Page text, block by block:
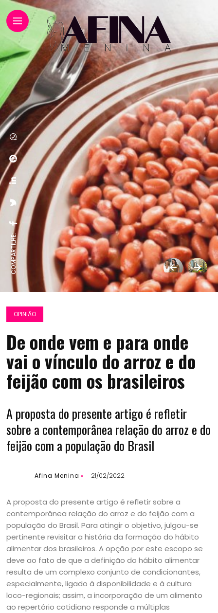
COMPARTILHE:
OPINIÃO
De onde vem e para onde
vai o vínculo do arroz e do
feijão com os brasileiros
A proposta do presente artigo é refletir
sobre a contemporânea relação do arroz e do
feijão com a população do Brasil
Afina Menina 21/02/2022
A proposta do presente artigo é refletir sobre a
contemporânea relação do arroz e do feijão com a
população do Brasil. Para atingir o objetivo, julgou-se
pertinente revisitar a história da formação do hábito
alimentar dos brasileiros. A opção por este escopo se
deve ao fato de que a definição do hábito alimentar
resulta de um complexo conjunto de condicionantes,
especialmente, ligado à disponibilidade e à cultura
loco-regionais; assim, a incorporação de um alimento
ao repertório cotidiano responde a múltiplas